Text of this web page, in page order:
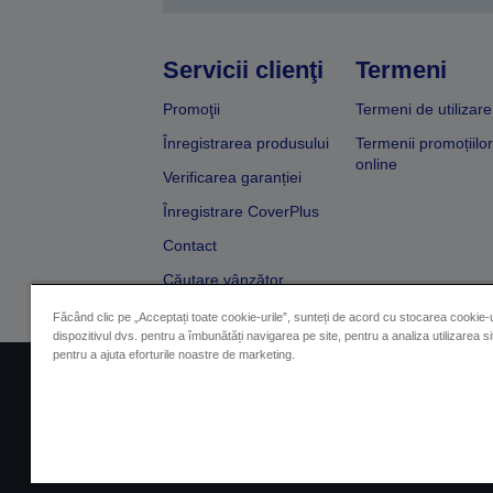
Servicii clienţi
Promoţii
Înregistrarea produsului
Verificarea garanției
Înregistrare CoverPlus
Contact
Căutare vânzător
Termeni
Termeni de utilizare
Termenii promoțiilor
online
Făcând clic pe „Acceptați toate cookie-urile”, sunteți de acord cu stocarea cookie-
dispozitivul dvs. pentru a îmbunătăți navigarea pe site, pentru a analiza utilizarea
pentru a ajuta eforturile noastre de marketing.